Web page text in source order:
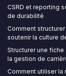
CSRD et reporting
de durabilité
Comment
soutenir la culture
Structurer une fiche
la gestion de
Comment utiliser la